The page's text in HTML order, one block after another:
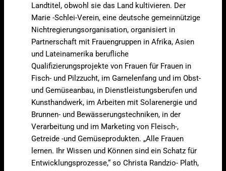
Landtitel, obwohl sie das Land kultivieren. Der
Marie -Schlei-Verein, eine deutsche gemeinnützige
Nichtregierungsorganisation, organisiert in
Partnerschaft mit Frauengruppen in Afrika, Asien
und Lateinamerika berufliche
Qualifizierungsprojekte von Frauen für Frauen in
Fisch- und Pilzzucht, im Garnelenfang und im Obst-
und Gemüseanbau, in Dienstleistungsberufen und
Kunsthandwerk, im Arbeiten mit Solarenergie und
Brunnen- und Bewässerungstechniken, in der
Verarbeitung und im Marketing von Fleisch-,
Getreide -und Gemüseprodukten. „Alle Frauen
lernen. Ihr Wissen und Können sind ein Schatz für
Entwicklungsprozesse,“ so Christa Randzio- Plath,